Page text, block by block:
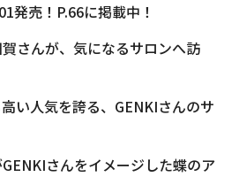
売！P.66に掲載中！
さんが、気になるサロンへ訪
い人気を誇る、GENKIさんのサ
さんをイメージした蝶のア